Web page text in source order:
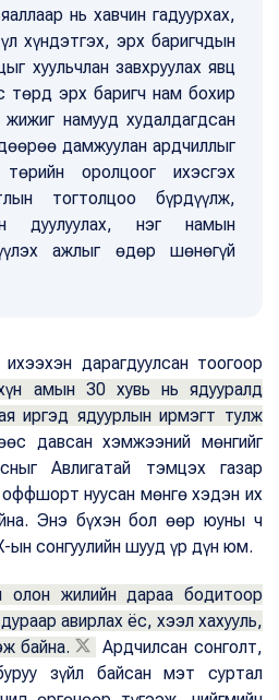
нь хавчин гадуурхах,
хүндэтгэх, эрх баригчдын
хуульчлан завхруулах явц
төрд эрх баригч нам бохир
жижиг намууд худалдагдсан
дамжуулан ардчиллыг
төрийн оролцоог ихэсгэх
тогтолцоо бүрдүүлж,
дуулуулах, нэг намын
ажлыг өдөр шөнөгүй
дарагдуулсан тоогоор
амын 30 хувь нь ядууралд
иргэд ядуурлын ирмэгт тулж
давсан хэмжээний мөнгийг
Авлигатай тэмцэх газар
нуусан мөнгө хэдэн их
Энэ бүхэн бол өөр юуны ч
сонгуулийн шууд үр дүн юм.
олон жилийн дараа бодитоор
авирлах ёс, хээл хахууль,
байна.
Ардчилсан сонголт,
зүйл байсан мэт суртал